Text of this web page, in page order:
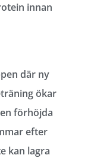
innan
där ny
ökar
förhöjda
efter
kan lagra